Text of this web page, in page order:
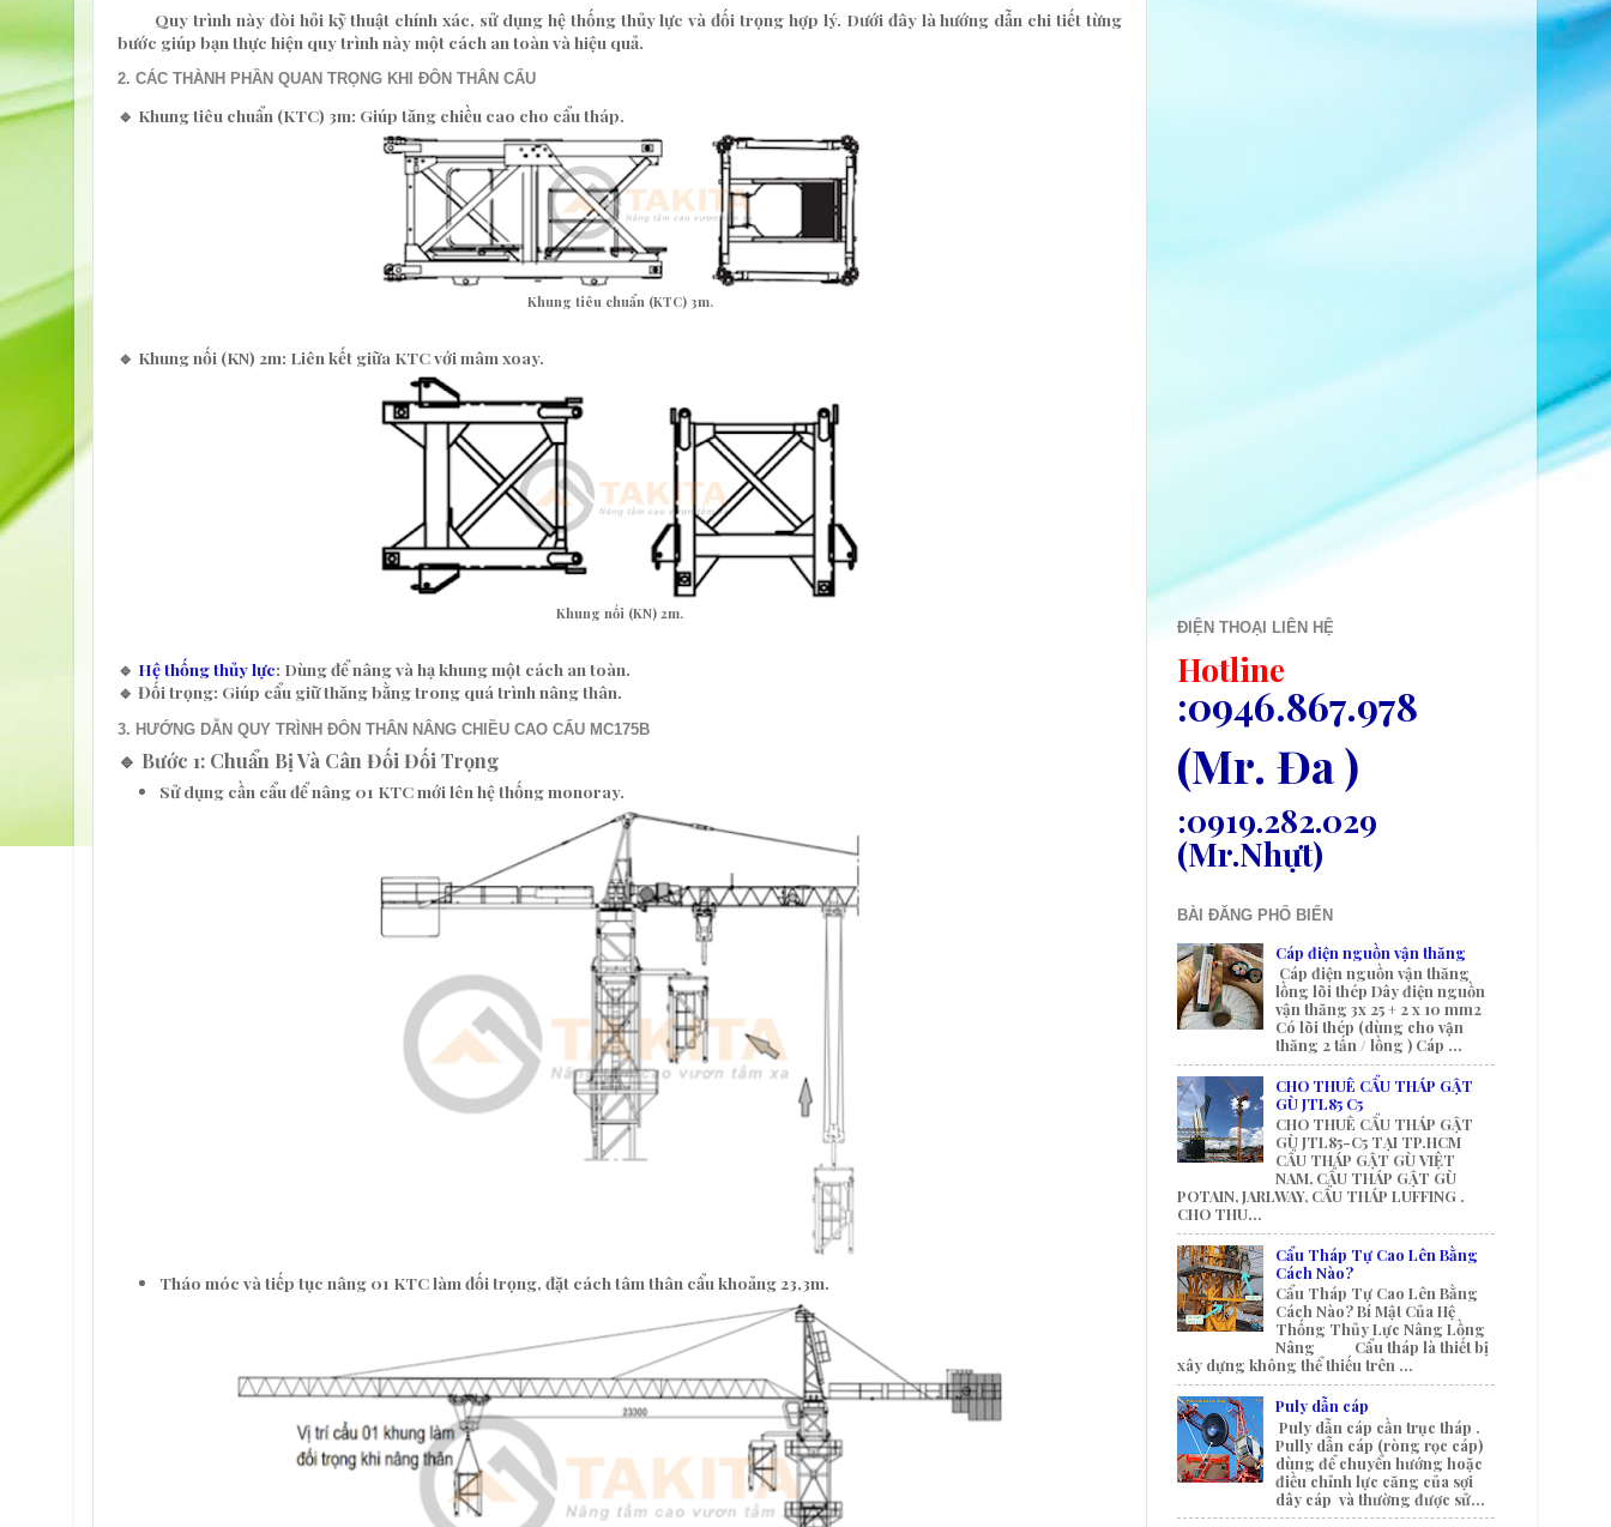
Quy trình này đòi hỏi kỹ thuật chính xác, sử dụng hệ thống thủy lực và đối trọng hợp lý. Dưới đây là hướng dẫn chi tiết từng
bước giúp bạn thực hiện quy trình này một cách an toàn và hiệu quả.
2. CÁC THÀNH PHẦN QUAN TRỌNG KHI ĐÔN THÂN CẨU
🔹 Khung tiêu chuẩn (KTC) 3m: Giúp tăng chiều cao cho cẩu tháp.
Khung tiêu chuẩn (KTC) 3m.
🔹 Khung nối (KN) 2m: Liên kết giữa KTC với mâm xoay.
Khung nối (KN) 2m.
🔹 Hệ thống thủy lực: Dùng để nâng và hạ khung một cách an toàn.
🔹 Đối trọng: Giúp cẩu giữ thăng bằng trong quá trình nâng thân.
3. HƯỚNG DẪN QUY TRÌNH ĐÔN THÂN NÂNG CHIỀU CAO CẨU MC175B
🔹 Bước 1: Chuẩn Bị Và Cân Đối Đối Trọng
Sử dụng cần cẩu đểnâng 01 KTC mới lên hệ thống monoray.
Tháo móc và tiếp tục nâng 01 KTC làm đối trọng, đặt cách tâm thân cẩu khoảng 23,3m.
ĐIỆN THOẠI LIÊN HỆ
Hotline
:0946.867.978
(Mr. Đa )
:0919.282.029
(Mr.Nhựt)
BÀI ĐĂNG PHỔ BIẾN
Cáp điện nguồn vận thăng
Cáp điện nguồn vận thăng
lồng lõi thép Dây điện nguồn
vận thăng 3x 25 + 2 x 10 mm2
Có lõi thép (dùng cho vận
thăng 2 tấn / lồng ) Cáp ...
CHO THUÊ CẨU THÁP GẬT
GÙ JTL85 C5
CHO THUÊ CẨU THÁP GẬT
GÙ JTL85-C5 TẠI TP.HCM
CẨU THÁP GẬT GÙ VIỆT
NAM, CẨU THÁP GẬT GÙ
POTAIN, JARLWAY, CẨU THÁP LUFFING .
CHO THU...
Cẩu Tháp Tự Cao Lên Bằng
Cách Nào?
Cẩu Tháp Tự Cao Lên Bằng
Cách Nào? Bí Mật Của Hệ
Thống Thủy Lực Nâng Lồng
Nâng Cẩu tháp là thiết bị
xây dựng không thể thiếu trên ...
Puly dẫn cáp
Puly dẫn cáp cần trục tháp .
Pully dẫn cáp (ròng rọc cáp)
dùng để chuyển hướng hoặc
điều chỉnh lực căng của sợi
dây cáp và thường được sử...